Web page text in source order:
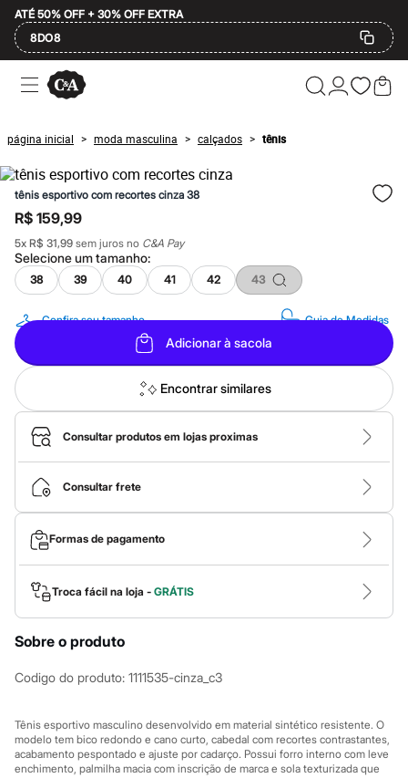
ATÉ 50% OFF + 30% OFF EXTRA
8DO8
Ofertas
Compre por Departamento
Masculino
Infantil
Calçados
Mindse7
Plus Size
Até 20% off
Até 40% off
Até 60% off
A partir de 60% off
Feminino
Em alta
Inverno
Alfaiataria
Novidades
Roupas
Blusas e Camisetas
Básicos
Calças
Casacos e Jaquetas
Jeans
Macacões
Saias
Shorts e Bermudas
Vestidos
Acessórios
Bolsas
Bonés e Chapéus
Cintos
Óculos
Relógios
Calçados
Chinelos
Rasteirinhas
Sapatilhas
Tênis
Marcas
City
página inicial > moda masculina > calçados > tênis
tênis esportivo com recortes cinza 38
R$ 159,99
5x R$ 31,99 sem juros no C&A Pay
Selecione umtamanho:
38 39 40 41 42 43
Confira seu tamanho Guia de Medidas
Adicionar à sacola
Encontrar similares
Consultar produtos em lojas proximas
Consultar frete
Formas de pagamento
Troca fácil na loja - GRÁTIS
Sobre o produto
Codigo do produto: 1111535-cinza_c3
Tênis esportivo masculino desenvolvido em material sintético resistente. O
modelo tem bico redondo e cano curto, cabedal com recortes contrastantes,
acabamento pespontado e ajuste por cadarço. Possui forro interno com leve
enchimento, palmilha macia com inscrição de marca e sola texturizada que